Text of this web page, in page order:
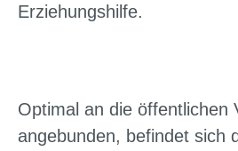
Erziehungshilfe.
Optimal an die öffentlichen
angebunden, befindet sich